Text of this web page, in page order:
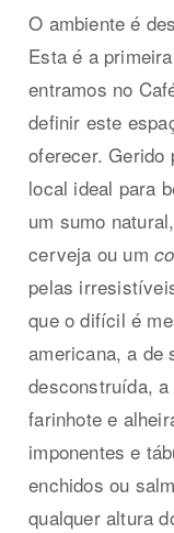
O ambiente é
Esta é a
entramos no
definir este
oferecer. Gerido
local ideal para
um sumo
cerveja ou um
pelas
que o difícil é
americana, a de
desconstruída,
farinhote e
imponentes e
enchidos ou
qualquer altura